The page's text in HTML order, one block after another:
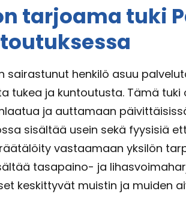
tarjoama tuki
sairastunut henkilö asuu
tukea ja kuntoutusta. Tämä tuki
ja auttamaan
sisältää usein sekä fyysisiä
vastaamaan yksilön
tasapaino- ja
keskittyvät muistin ja muiden